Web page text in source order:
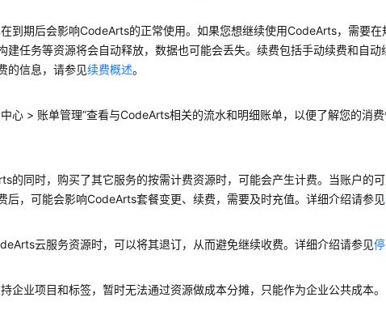
到期后会影响CodeArts的正常使用。如果您想继续使用CodeArts，需要
建任务等资源将会自动释放，数据也可能会丢失。续费包括手动续费和自
的信息，请参见续费概述。
心 > 账单管理”查看与CodeArts相关的流水和明细账单，以便了解您的消
的同时，购买了其它服务的按需计费资源时，可能会产生计费。当账户的
后，可能会影响CodeArts套餐变更、续费，需要及时充值。详细介绍请参见
云服务资源时，可以将其退订，从而避免继续收费。详细介绍请参见
企业项目和标签，暂时无法通过资源做成本分摊，只能作为企业公共成本。